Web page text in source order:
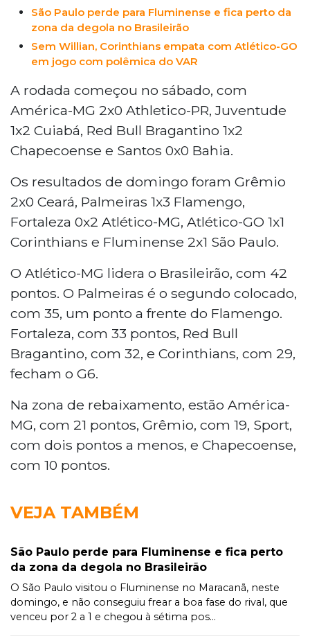
São Paulo perde para Fluminense e fica perto da
zona da degola no Brasileirão
Sem Willian, Corinthians empata com Atlético-GO
em jogo com polêmica do VAR
A rodada começou no sábado, com
América-MG 2x0 Athletico-PR, Juventude
1x2 Cuiabá, Red Bull Bragantino 1x2
Chapecoense e Santos 0x0 Bahia.
Os resultados de domingo foram Grêmio
2x0 Ceará, Palmeiras 1x3 Flamengo,
Fortaleza 0x2 Atlético-MG, Atlético-GO 1x1
Corinthians e Fluminense 2x1 São Paulo.
O Atlético-MG lidera o Brasileirão, com 42
pontos. O Palmeiras é o segundo colocado,
com 35, um ponto a frente do Flamengo.
Fortaleza, com 33 pontos, Red Bull
Bragantino, com 32, e Corinthians, com 29,
fecham o G6.
Na zona de rebaixamento, estão América-
MG, com 21 pontos, Grêmio, com 19, Sport,
com dois pontos a menos, e Chapecoense,
com 10 pontos.
VEJA TAMBÉM
São Paulo perde para Fluminense e fica perto
da zona da degola no Brasileirão
O São Paulo visitou o Fluminense no Maracanã, neste
domingo, e não conseguiu frear a boa fase do rival, que
venceu por 2 a 1 e chegou à sétima pos...